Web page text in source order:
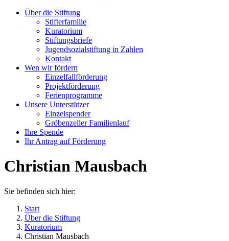
Über die Stiftung
Stifterfamilie
Kuratorium
Stiftungsbriefe
Jugendsozialstiftung in Zahlen
Kontakt
Wen wir fördern
Einzelfallförderung
Projektförderung
Ferienprogramme
Unsere Unterstützer
Einzelspender
Gröbenzeller Familienlauf
Ihre Spende
Ihr Antrag auf Förderung
Christian Mausbach
Sie befinden sich hier:
Start
Über die Stiftung
Kuratorium
Christian Mausbach